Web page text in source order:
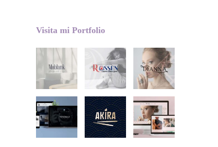
Visita mi Portfolio